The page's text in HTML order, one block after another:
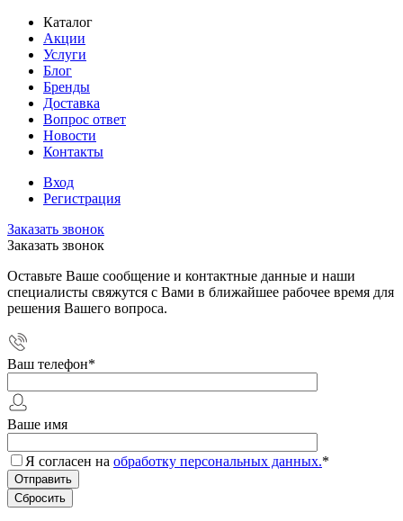
Каталог
Акции
Услуги
Блог
Бренды
Доставка
Вопрос ответ
Новости
Контакты
Вход
Регистрация
Заказать звонок
Заказать звонок
Оставьте Ваше сообщение и контактные данные и наши
специалисты свяжутся с Вами в ближайшее рабочее время для
решения Вашего вопроса.
Ваш телефон*
Ваше имя
Я согласен на обработку персональных данных.*